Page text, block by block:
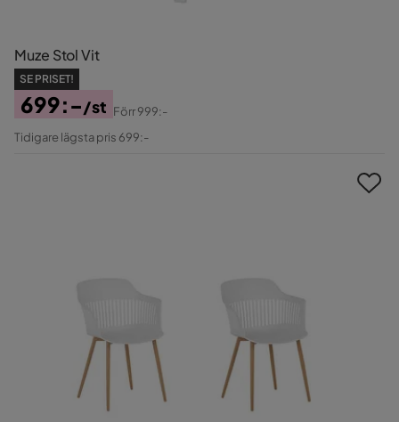
Muze Stol Vit
SE PRISET!
Pris
699:-/st
Original
Förr999:-
Tidigare lägsta pris 699:-